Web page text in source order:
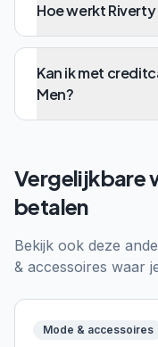
Hoe werkt
Kan ik met
Men?
Vergelijkbare
betalen
Bekijk ook deze
& accessoires waar
Mode & accessoires